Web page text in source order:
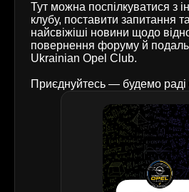
Тут можна поспілкуватися з
клубу, поставити запитання
найсвіжіші новини щодо
повернення форуму й
Ukrainian Opel Club.
Приєднуйтесь — будемо раді